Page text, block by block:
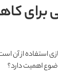
برای
استفاده از
اهمیت دارد؟